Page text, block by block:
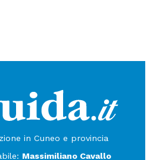
in Cuneo e provincia
Massimiliano Cavallo